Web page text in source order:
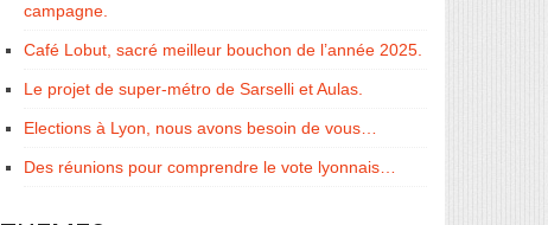
campagne.
Café Lobut, sacré meilleur bouchon de l’année 2025.
Le projet de super-métro de Sarselli et Aulas.
Elections à Lyon, nous avons besoin de vous…
Des réunions pour comprendre le vote lyonnais…